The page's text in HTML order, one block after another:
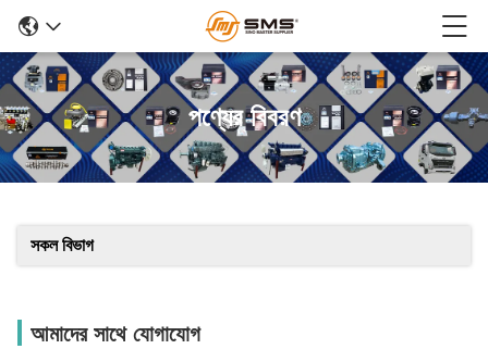
পণ্যের বিবরণ
সকল বিভাগ
আমাদের সাথে যোগাযোগ